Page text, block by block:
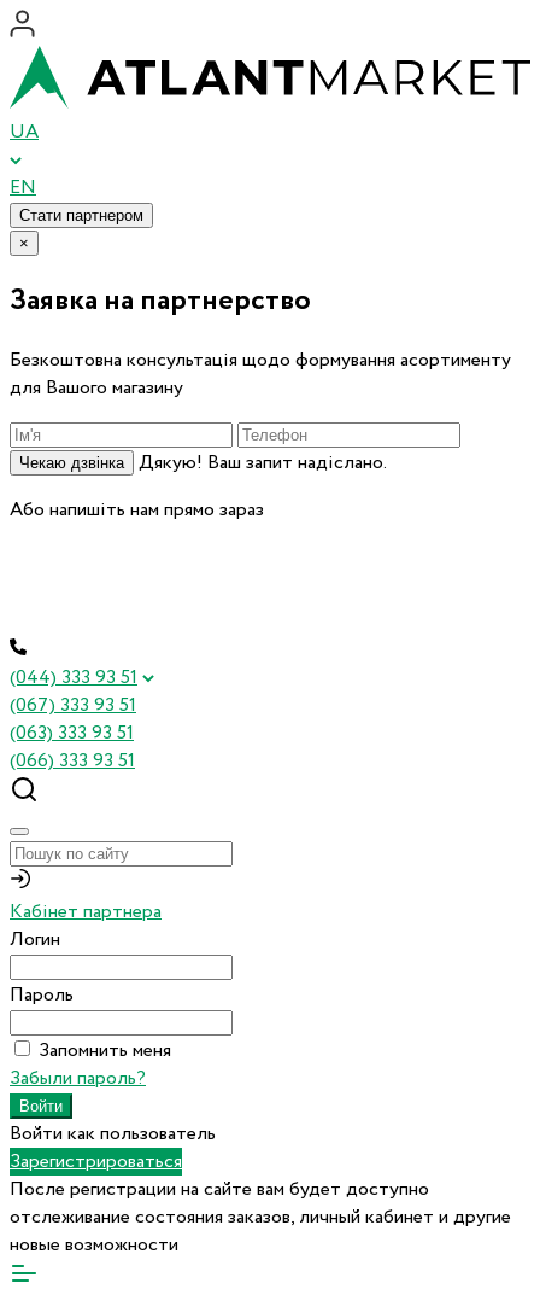
UA
EN
Стати партнером
×
Заявка на партнерство
Безкоштовна консультація щодо формування асортименту
для Вашого магазину
Чекаю дзвінка
Дякую! Ваш запит надіслано.
Або напишіть нам прямо зараз
(044) 333 93 51
(067) 333 93 51
(063) 333 93 51
(066) 333 93 51
Кабінет партнера
Логин
Пароль
Запомнить меня
Забыли пароль?
Войти как пользователь
Зарегистрироваться
После регистрации на сайте вам будет доступно
отслеживание состояния заказов, личный кабинет и другие
новые возможности